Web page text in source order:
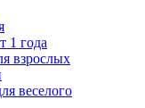
1 года
взрослых
веселого